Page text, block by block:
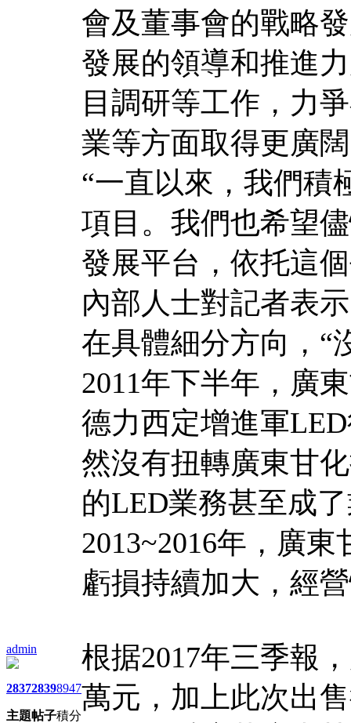
admin
2837
主題
2839
帖子
8947
積分
會及董事會的戰略
發展的領導和推進
目調研等工作，力
業等方面取得更廣
“一直以來，我們積
項目。我們也希望
發展平台，依托這
內部人士對記者表
在具體細分方向，“
2011年下半年，廣
德力西定增進軍
然沒有扭轉廣東甘
的LED業務甚至成
2013~2016年，廣
虧損持續加大，經
根据2017年三季報
萬元，加上此次出